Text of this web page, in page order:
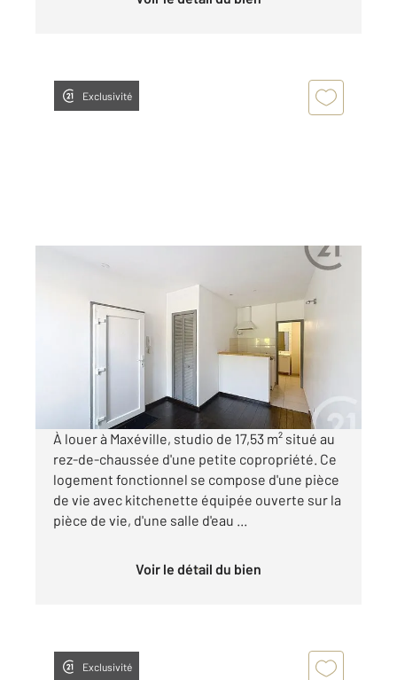
Exclusivité
MAXEVILLE 54
Ref : 40820
Appartement F1 à louer
375 €
par mois charges comprises
À louer à Maxéville, studio de 17,53 m² situé au
rez-de-chaussée d'une petite copropriété. Ce
logement fonctionnel se compose d'une pièce
de vie avec kitchenette équipée ouverte sur la
pièce de vie, d'une salle d'eau ...
Voir le détail du bien
Exclusivité